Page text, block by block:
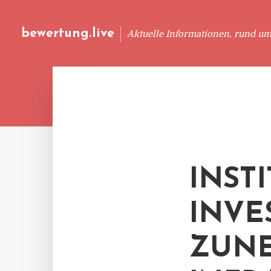
bewertung.live Aktuelle Informationen, rund